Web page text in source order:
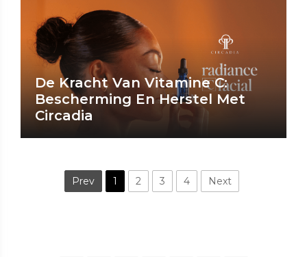
De Kracht Van Vitamine C:
Bescherming En Herstel Met
Circadia
Prev 1 2 3 4 Next